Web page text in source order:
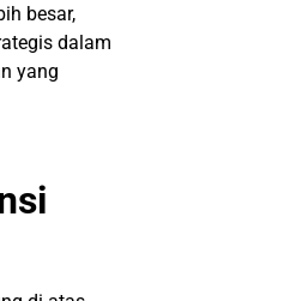
besar,
dalam
yang